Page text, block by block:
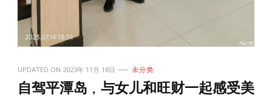
UPDATED ON 2023年 11月 18日 未分类
自驾平潭岛，与女儿和旺财一起感受美